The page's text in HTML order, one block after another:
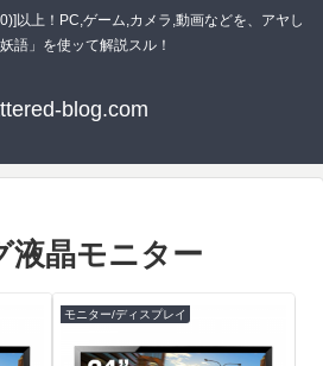
以上！PC,ゲーム,カメラ,動画などを、アヤし
語」を使ッて解説スル！
blog.com
液晶モニター
モニター/ディスプレイ